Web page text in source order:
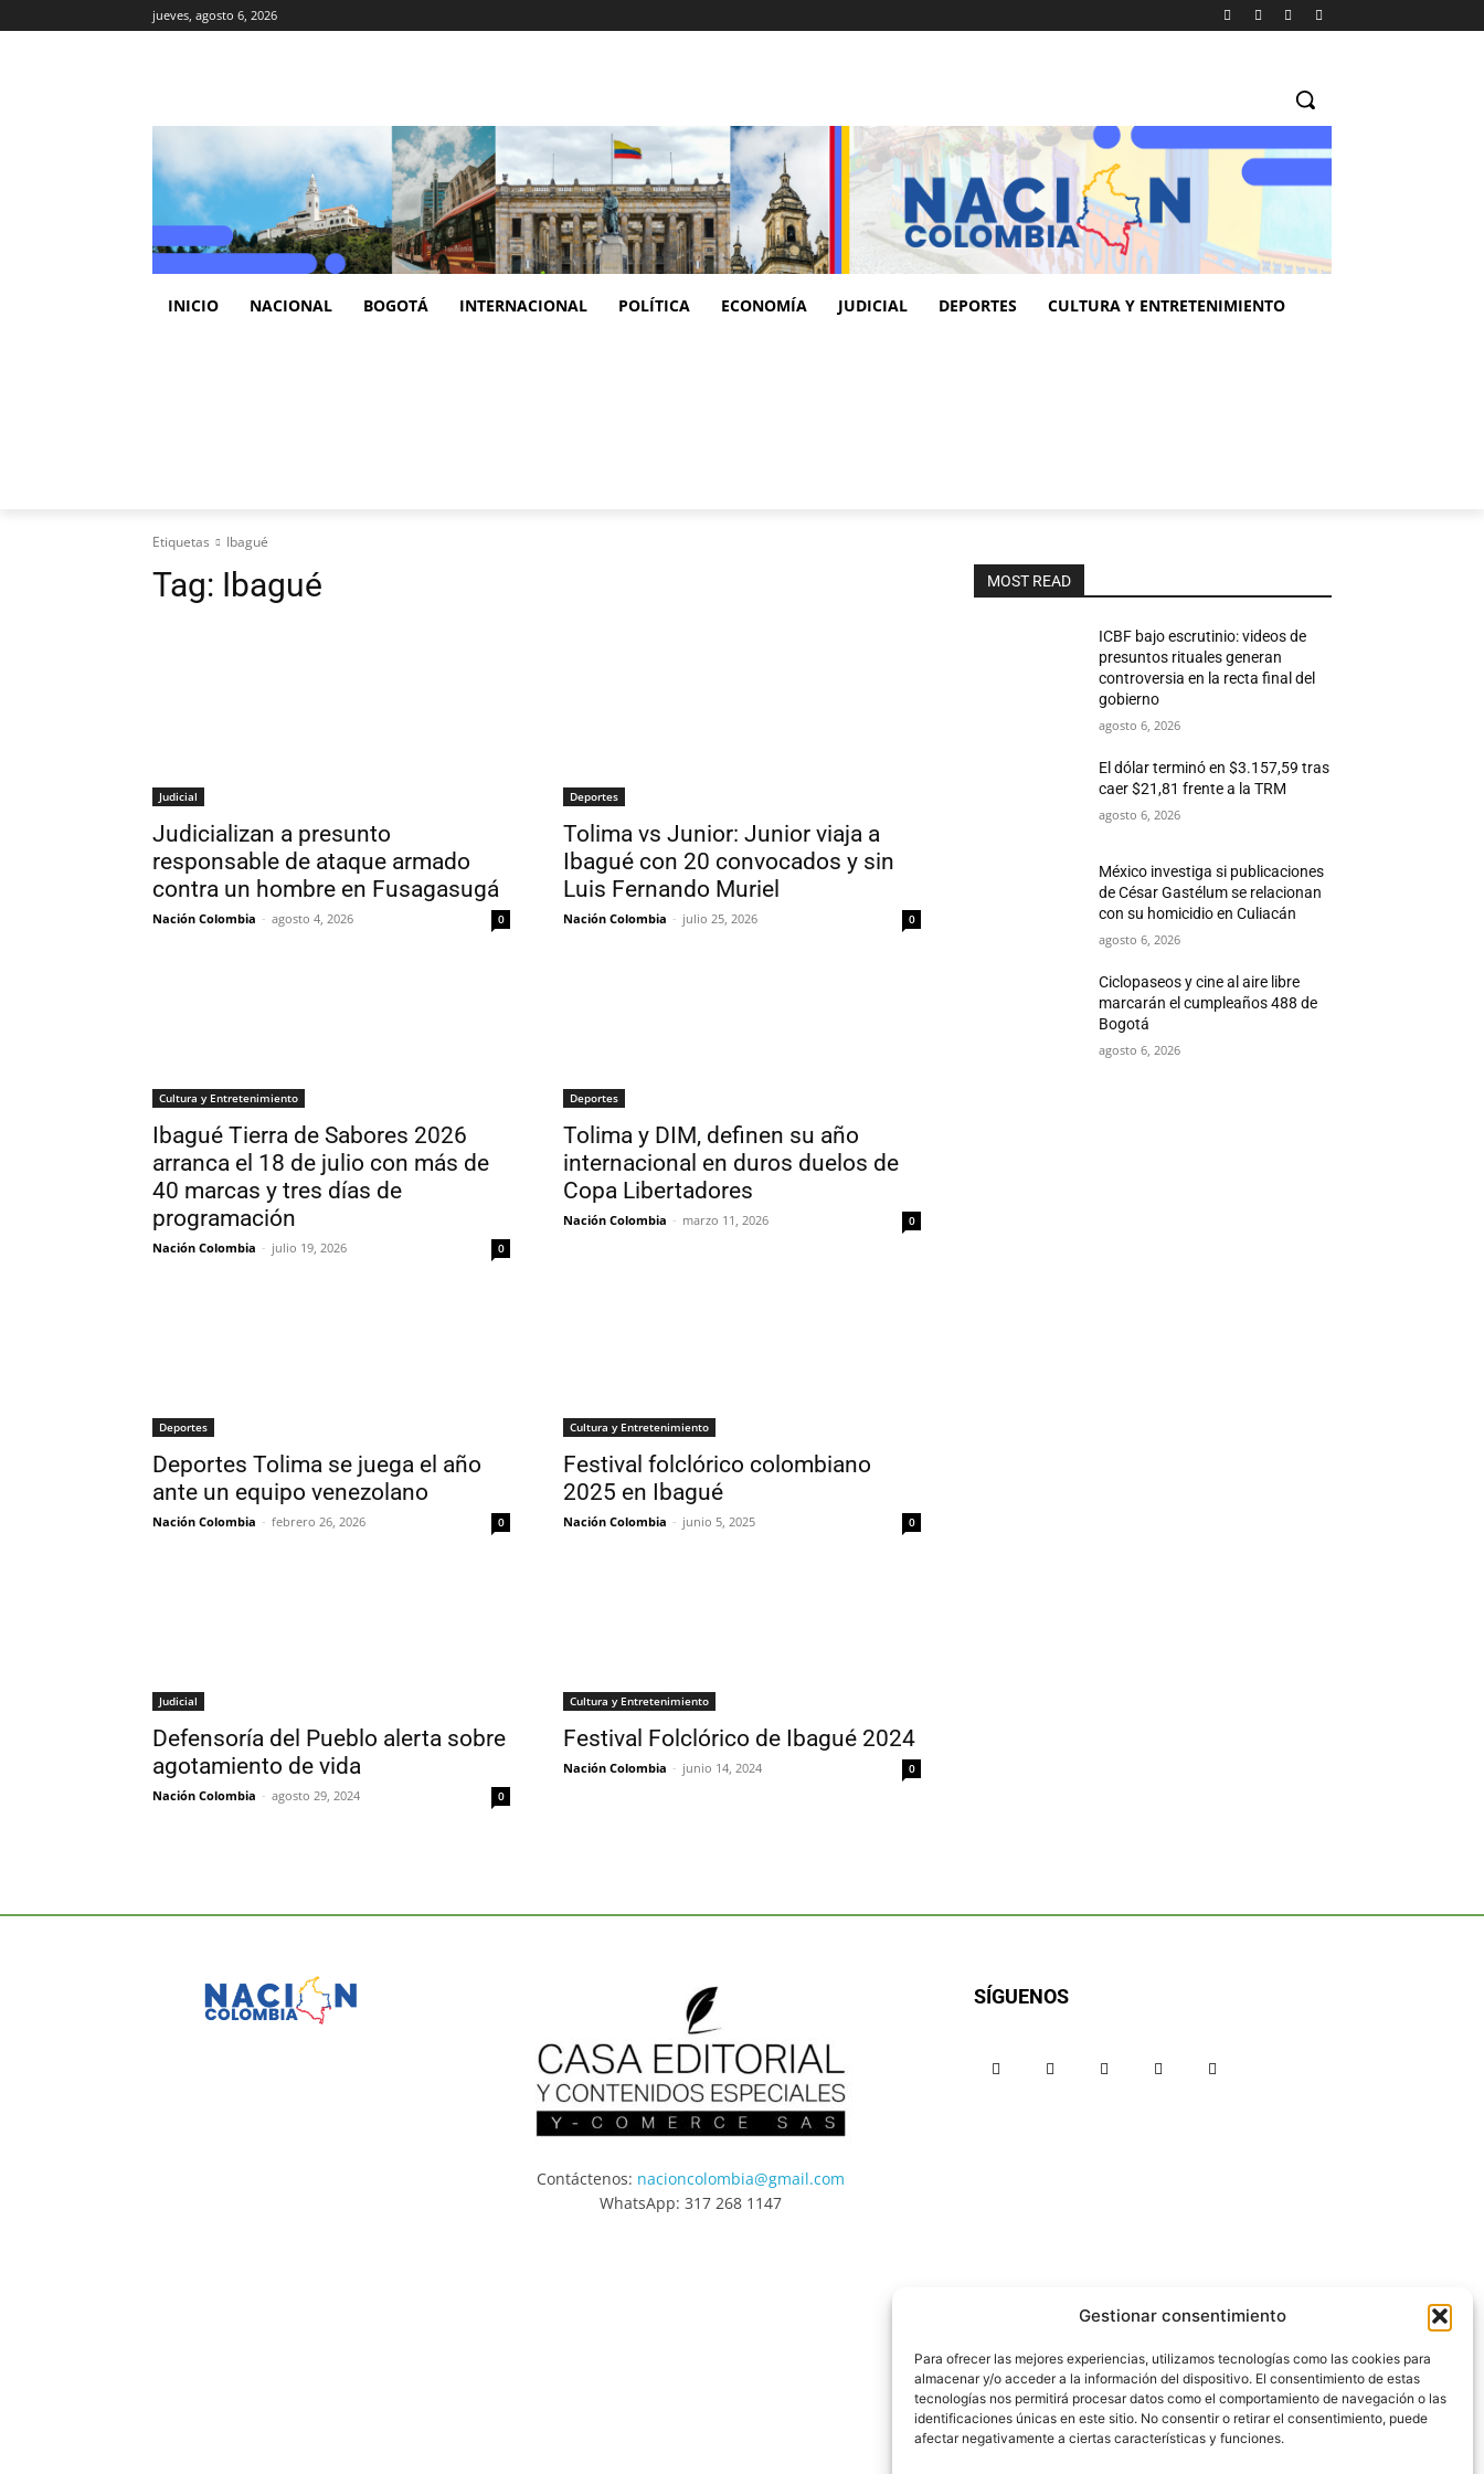
Gestionar consentimiento
Para ofrecer las mejores experiencias, utilizamos tecnologías como las cookies para
almacenar y/o acceder a la información del dispositivo. El consentimiento de estas
tecnologías nos permitirá procesar datos como el comportamiento de navegación o las
identificaciones únicas en este sitio. No consentir o retirar el consentimiento, puede
afectar negativamente a ciertas características y funciones.
jueves, agosto 6, 2026
INICIO NACIONAL BOGOTÁ INTERNACIONAL POLÍTICA ECONOMÍA JUDICIAL DEPORTES CULTURA Y ENTRETENIMIENTO
Etiquetas Ibagué
Tag: Ibagué
Judicial
Judicializan a presunto
responsable de ataque armado
contra un hombre en Fusagasugá
Nación Colombia - agosto 4, 2026 0
Deportes
Tolima vs Junior: Junior viaja a
Ibagué con 20 convocados y sin
Luis Fernando Muriel
Nación Colombia - julio 25, 2026 0
Cultura y Entretenimiento
Ibagué Tierra de Sabores 2026
arranca el 18 de julio con más de
40 marcas y tres días de
programación
Nación Colombia - julio 19, 2026 0
Deportes
Tolima y DIM, definen su año
internacional en duros duelos de
Copa Libertadores
Nación Colombia - marzo 11, 2026 0
Deportes
Deportes Tolima se juega el año
ante un equipo venezolano
Nación Colombia - febrero 26, 2026 0
Cultura y Entretenimiento
Festival folclórico colombiano
2025 en Ibagué
Nación Colombia - junio 5, 2025 0
Judicial
Defensoría del Pueblo alerta sobre
agotamiento de vida
Nación Colombia - agosto 29, 2024 0
Cultura y Entretenimiento
Festival Folclórico de Ibagué 2024
Nación Colombia - junio 14, 2024 0
MOST READ
ICBF bajo escrutinio: videos de
presuntos rituales generan
controversia en la recta final del
gobierno
agosto 6, 2026
El dólar terminó en $3.157,59 tras
caer $21,81 frente a la TRM
agosto 6, 2026
México investiga si publicaciones
de César Gastélum se relacionan
con su homicidio en Culiacán
agosto 6, 2026
Ciclopaseos y cine al aire libre
marcarán el cumpleaños 488 de
Bogotá
agosto 6, 2026
Contáctenos: nacioncolombia@gmail.com
WhatsApp: 317 268 1147
SÍGUENOS